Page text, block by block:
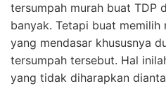
tersumpah murah buat TDP
banyak. Tetapi buat memilih
yang mendasar khususnya
tersumpah tersebut. Hal
yang tidak diharapkan